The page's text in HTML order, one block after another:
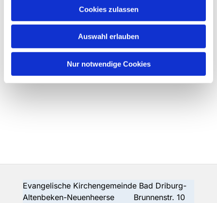
Cookies zulassen
Auswahl erlauben
Nur notwendige Cookies
Evangelische Kirchengemeinde Bad Driburg-
Altenbeken-Neuenheerse Brunnenstr. 10